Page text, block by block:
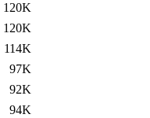
120K
120K
114K
97K
92K
94K